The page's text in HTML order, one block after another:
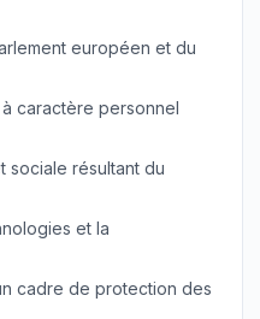
européen et du
caractère personnel
sociale résultant du
et la
cadre de protection des